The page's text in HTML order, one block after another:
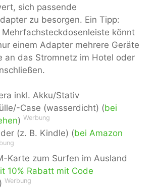
sich passende
zu besorgen. Ein Tipp:
könnt
einem Adapter mehrere Geräte
an das Stromnetz im Hotel oder
inkl. Akku/Stativ
Case (wasserdicht) (bei
) Werbung
(z. B. Kindle) (bei Amazon
Karte zum Surfen im Ausland
10% Rabatt mit Code
) Werbung